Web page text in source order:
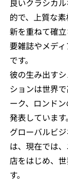
良いクラシカ
的で、上質な
新を重ねて確
要雑誌やメデ
です。
彼の生み出す
ションは世界
ーク、ロンド
発表しています。
グローバルビ
は、現在では
店をはじめ、
す。